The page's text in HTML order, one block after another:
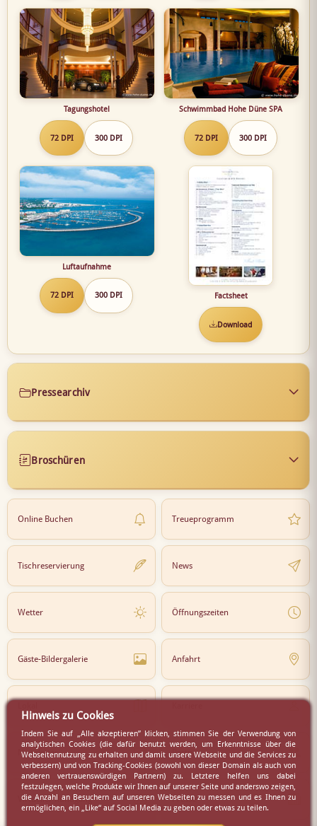
Tagungshotel
72 DPI 300 DPI
Schwimmbad Hohe Düne SPA
72 DPI 300 DPI
Luftaufnahme
72 DPI 300 DPI Factsheet
Download
Pressearchiv
Broschüren
Online Buchen Treueprogramm
Tischreservierung News
Wetter Öffnungszeiten
Gäste-Bildergalerie Anfahrt
Newsletter Partner
Virtueller Rundgang Presse
Hinweis zu Cookies
Indem Sie auf „Alle akzeptieren” klicken, stimmen Sie der Verwendung von
analytischen Cookies (die dafür benutzt werden, um Erkenntnisse über die
Webseitennutzung zu erhalten und damit unsere Webseite und die Services zu
verbessern) und von Tracking-Cookies (sowohl von dieser Domain als auch von
anderen vertrauenswürdigen Partnern) zu. Letztere helfen uns dabei
festzulegen, welche Produkte wir Ihnen auf unserer Seite und anderswo zeigen,
die Anzahl an Besuchern auf unseren Webseiten zu messen und es Ihnen zu
ermöglichen, ein „Like“ auf Social Media zu geben oder etwas zu teilen.